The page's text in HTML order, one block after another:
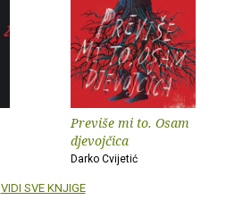
Previše mi to. Osam
djevojčica
Darko Cvijetić
VIDI SVE KNJIGE